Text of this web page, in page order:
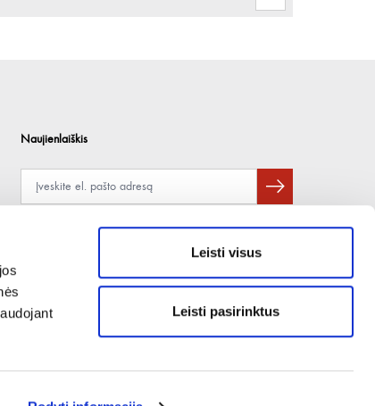
Leisti visus
Leisti pasirinktus
Naujienlaiškis
Pateikdami el. paštą sutinkate gauti tiesioginę rinkodarą.